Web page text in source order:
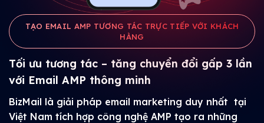
TẠO EMAIL AMP TƯƠNG TÁC TRỰC TIẾP VỚI KHÁCH
HÀNG
Tối ưu tương tác – tăng chuyển đổi gấp 3 lần
với Email AMP thông minh
BizMail là giải pháp email marketing duy nhất tại
Việt Nam tích hợp công nghệ AMP tạo ra những